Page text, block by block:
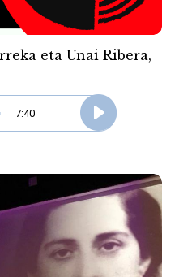
eta Unai Ribera,
7:40